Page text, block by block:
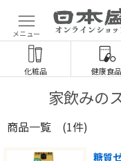
メニュー
化粧品 健康食品
家飲みの
商品一覧 (1件)
糖質